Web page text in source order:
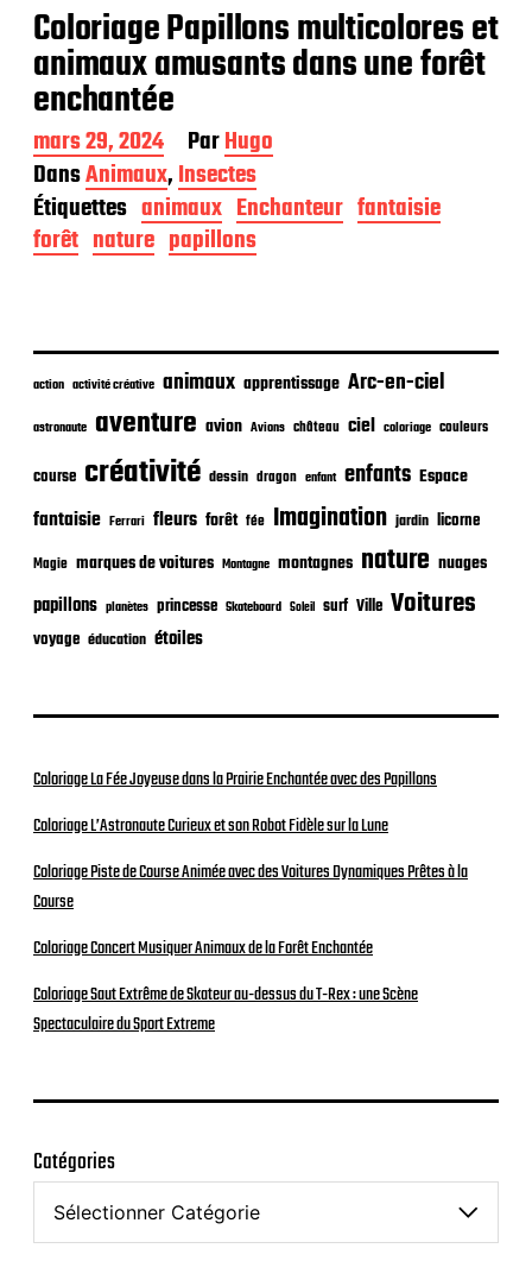
Coloriage Papillons multicolores et
animaux amusants dans une forêt
enchantée
D
a
t
e
d
e
l
i
a
i
n
mars 29, 2024 ParHugo
DansAnimaux,Insectes
Étiquettes animaux Enchanteur fantaisie
forêt nature papillons
action activité créative animaux apprentissage Arc-en-ciel
astronaute aventure avion Avions château ciel coloriage couleurs
course créativité dessin dragon enfant enfants Espace
fantaisie Ferrari fleurs forêt fée Imagination jardin licorne
Magie marques de voitures Montagne montagnes nature nuages
papillons planètes princesse Skateboard Soleil surf Ville Voitures
voyage éducation étoiles
Coloriage La Fée Joyeuse dans la Prairie Enchantée avec des Papillons
Coloriage L’Astronaute Curieux et son Robot Fidèle sur la Lune
Coloriage Piste de Course Animée avec des Voitures Dynamiques Prêtes à la
Course
Coloriage Concert Musiquer Animaux de la Forêt Enchantée
Coloriage Saut Extrême de Skateur au-dessus du T-Rex : une Scène
Spectaculaire du Sport Extreme
Catégories